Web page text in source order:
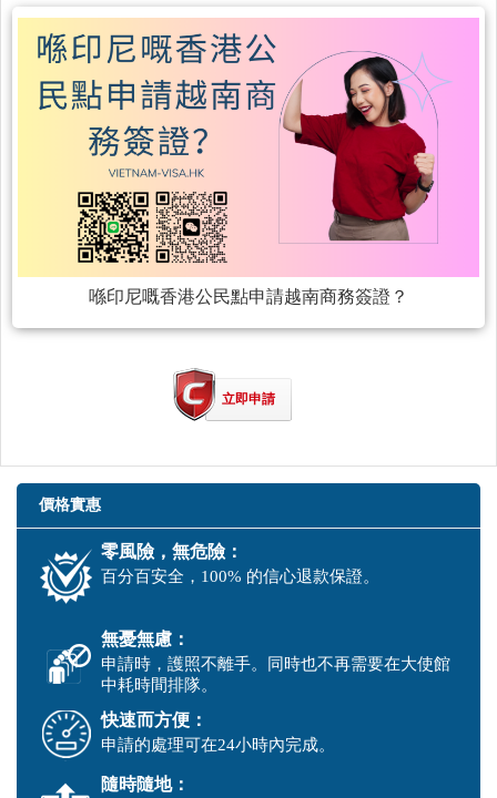
喺印尼嘅香港公民點申請越南商務簽證？
立即申請
價格實惠
零風險，無危險：
百分百安全，100% 的信心退款保證。
無憂無慮：
申請時，護照不離手。同時也不再需要在大使館
中耗時間排隊。
快速而方便：
申請的處理可在24小時內完成。
隨時隨地：